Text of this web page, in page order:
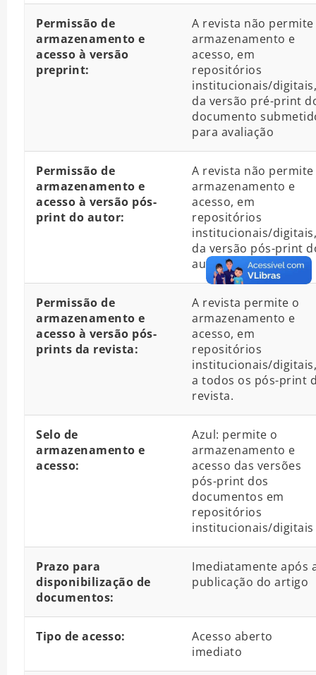
Permissão de
armazenamento e
acesso à versão
preprint:
A revista não
armazenamento e
acesso, em
repositórios
institucionais/digitais,
da versão pré-print
documento
para avaliação
Permissão de
armazenamento e
acesso à versão pós-
print do autor:
A revista não
armazenamento e
acesso, em
repositórios
institucionais/digitais,
da versão pós-print
autor
Permissão de
armazenamento e
acesso à versão pós-
prints da revista:
A revista permite o
armazenamento e
acesso, em
repositórios
institucionais/digitais,
a todos os pós-print
revista.
Selo de
armazenamento e
acesso:
Azul: permite o
armazenamento e
acesso das versões
pós-print dos
documentos em
repositórios
institucionais/digitais
Prazo para
disponibilização de
documentos:
Imediatamente após
publicação do artigo
Tipo de acesso:
Acesso aberto
imediato